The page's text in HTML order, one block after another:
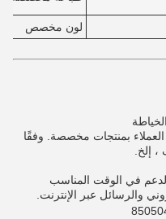
لون مخصص
العملاء بمنتجات مخصصة. وفقًا
، إلخ.
في الوقت المناسب
والرسائل عبر الإنترنت.